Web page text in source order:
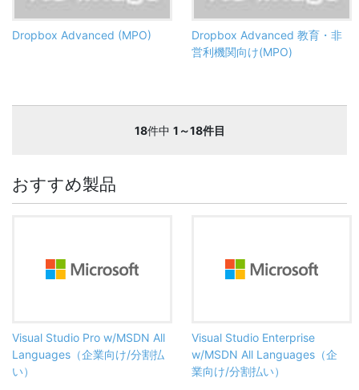
Dropbox Advanced (MPO)
Dropbox Advanced 教育・非
営利機関向け(MPO)
18件中 1～18件目
おすすめ製品
Visual Studio Pro w/MSDN All
Languages（企業向け/分割払
い）
Visual Studio Enterprise
w/MSDN All Languages（企
業向け/分割払い）